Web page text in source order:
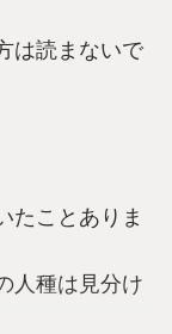
は読まないで
たことありま
人種は見分け